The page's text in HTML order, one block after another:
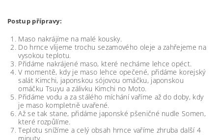
Postup přípravy:
Maso nakrájíme na malé kousky.
Do hrnce vlijeme trochu sezamového oleje a zahřejeme na
vysokou teplotu.
Přidáme nakrájené maso, které necháme lehce opéct.
V momentě, kdy je maso lehce opečené, přidáme korejský
salát Kimchi, japonskou sójovou omáčku, japonskou
omáčku Tsuyu a zálivku Kimchi no Moto.
Přidáme vodu a za stálého míchání vaříme až do doby, kdy
je maso kompletně uvařené.
Až se tak stane, přidáme japonské pšeničné nudle Somen,
které rozpůlíme.
Teplotu snížíme a celý obsah hrnce vaříme zhruba další 4